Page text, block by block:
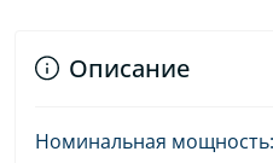
Описание
Номинальная мощность: